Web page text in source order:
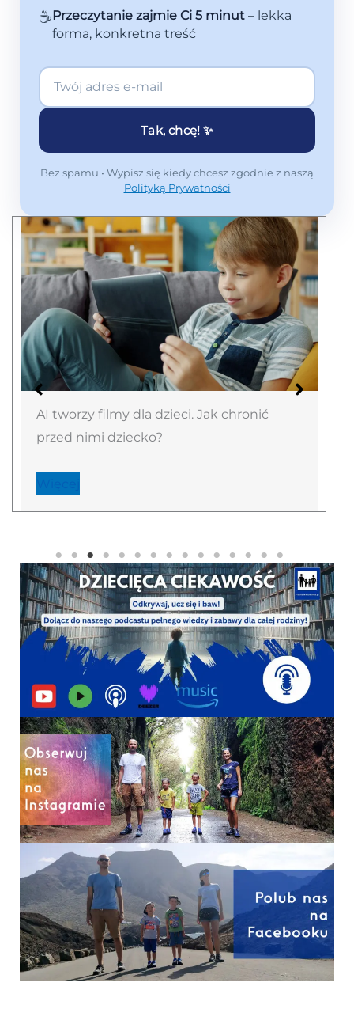
☕Przeczytanie zajmie Ci 5 minut– lekka
forma, konkretna treść
Tak, chcę! ✨
Bez spamu • Wypisz się kiedy chcesz zgodnie z naszą
Polityką Prywatności
AI tworzy filmy dla dzieci. Jak chronić
przed nimi dziecko?